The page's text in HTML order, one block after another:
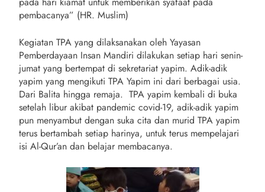
pembacanya” (HR. Muslim)
Kegiatan TPA yang dilaksanakan oleh Yayasan
Pemberdayaan Insan Mandiri dilakukan setiap hari senin-
jumat yang bertempat di sekretariat yapim. Adik-adik
yapim yang mengikuti TPA Yapim ini dari berbagai usia.
Dari Balita hingga remaja. TPA yapim kembali di buka
setelah libur akibat pandemic covid-19, adik-adik yapim
pun menyambut dengan suka cita dan murid TPA yapim
terus bertambah setiap harinya, untuk terus mempelajari
isi Al-Qur’an dan belajar membacanya.